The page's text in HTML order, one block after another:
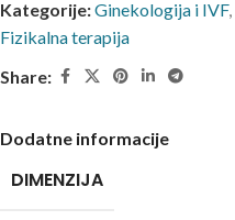
Kategorije:Ginekologija i IVF,
Fizikalna terapija
Share:
Dodatne informacije
DIMENZIJA